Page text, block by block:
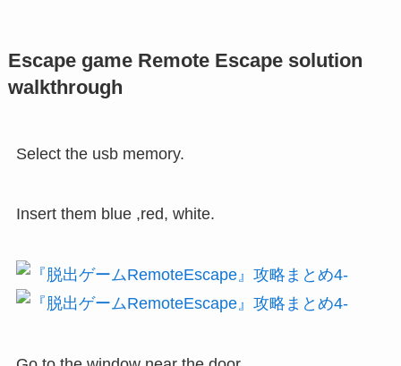
Escape game Remote Escape solution
walkthrough
Select the usb memory.
Insert them blue ,red, white.